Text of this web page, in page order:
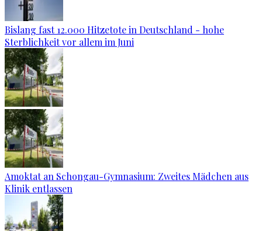
Bislang fast 12.000 Hitzetote in Deutschland - hohe
Sterblichkeit vor allem im Juni
Amoktat an Schongau-Gymnasium: Zweites Mädchen aus
Klinik entlassen